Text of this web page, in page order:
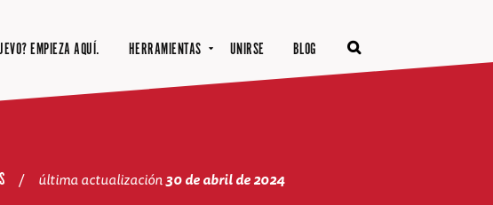
EMPIEZA AQUÍ. HERRAMIENTAS UNIRSE BLOG
/ última actualización30 de abril de 2024